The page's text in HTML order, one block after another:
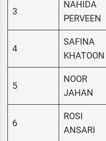
3
NAHIDA
PERVEEN
4
SAFINA
KHATOON
5
NOOR
JAHAN
6
ROSI
ANSARI